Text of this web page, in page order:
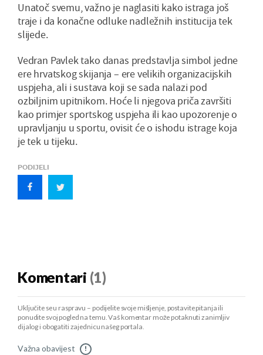
Unatoč svemu, važno je naglasiti kako istraga još
traje i da konačne odluke nadležnih institucija tek
slijede.
Vedran Pavlek tako danas predstavlja simbol jedne
ere hrvatskog skijanja – ere velikih organizacijskih
uspjeha, ali i sustava koji se sada nalazi pod
ozbiljnim upitnikom. Hoće li njegova priča završiti
kao primjer sportskog uspjeha ili kao upozorenje o
upravljanju u sportu, ovisit će o ishodu istrage koja
je tek u tijeku.
PODIJELI
Komentari (1)
Uključite se u raspravu – podijelite svoje mišljenje, postavite pitanja ili
ponudite svoj pogled na temu. Vaš komentar može potaknuti zanimljiv
dijalog i obogatiti zajednicu našeg portala.
Važna obavijest !